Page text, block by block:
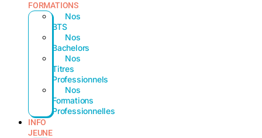
FORMATIONS
Nos
BTS
Nos
Bachelors
Nos
Titres
Professionnels
Nos
Formations
Professionnelles
INFO
JEUNE